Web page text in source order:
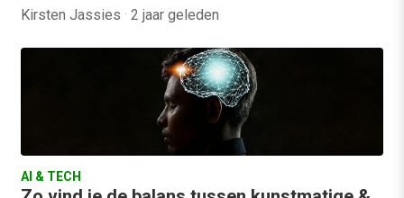
Kirsten Jassies · 2 jaar geleden
AI & TECH